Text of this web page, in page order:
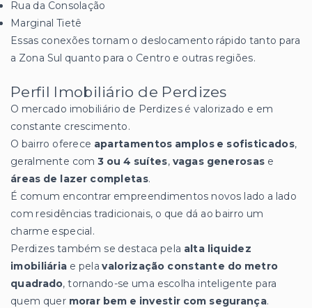
Rua da Consolação
Marginal Tietê
Essas conexões tornam o deslocamento rápido tanto para
a Zona Sul quanto para o Centro e outras regiões.
Perfil Imobiliário de Perdizes
O mercado imobiliário de Perdizes é valorizado e em
constante crescimento.
O bairro oferece apartamentos amplos e sofisticados,
geralmente com3 ou 4 suítes, vagas generosas e
áreas de lazer completas.
É comum encontrar empreendimentos novos lado a lado
com residências tradicionais, o que dá ao bairro um
charme especial.
Perdizes também se destaca pela alta liquidez
imobiliária e pelavalorização constante do metro
quadrado, tornando-se uma escolha inteligente para
quem quer morar bem e investir com segurança.